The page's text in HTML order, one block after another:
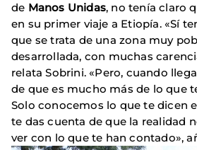
de Manos Unidas, no tenía claro
en su primer viaje a Etiopía. «Sí
que se trata de una zona muy
desarrollada, con muchas
relata Sobrini. «Pero, cuando
de que es mucho más de lo que
Solo conocemos lo que te dicen
te das cuenta de que la realidad
ver con lo que te han contado»,